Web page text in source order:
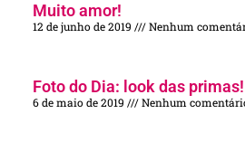
Muito amor!
12 de junho de 2019 Nenhum
Foto do Dia: look das primas!
6 de maio de 2019 Nenhum